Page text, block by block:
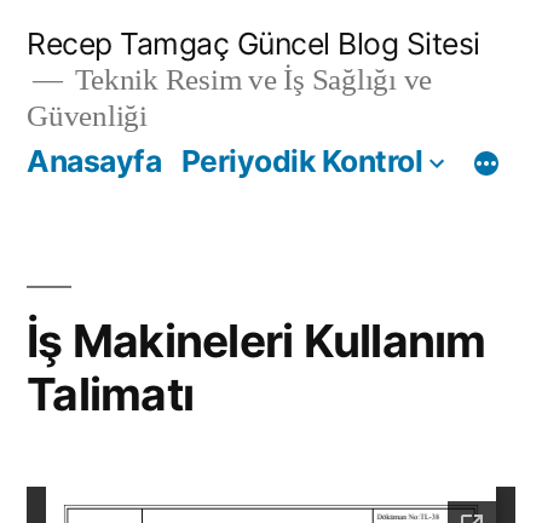
Recep Tamgaç Güncel Blog Sitesi
Teknik Resim ve İş Sağlığı ve
Güvenliği
Anasayfa Periyodik Kontrol
İş Makineleri Kullanım
Talimatı